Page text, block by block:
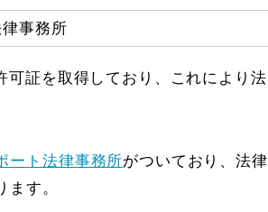
事務所
証を取得しており、これにより法
ート法律事務所がついており、法律
す。